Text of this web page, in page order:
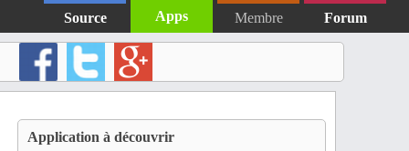
Source Apps Membre Forum
Application à découvrir